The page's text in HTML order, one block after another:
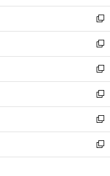
開
く
ウ
で
開
く
ン
ド
ウ
で
開
く
新
し
い
ウ
ィ
ン
ド
ウ
で
開
く
新
し
い
ウ
ィ
ン
ド
ウ
で
開
新
し
い
ウ
ィ
ン
ド
ウ
新
し
い
ウ
ィ
ン
新
し
い
ウ
新
し